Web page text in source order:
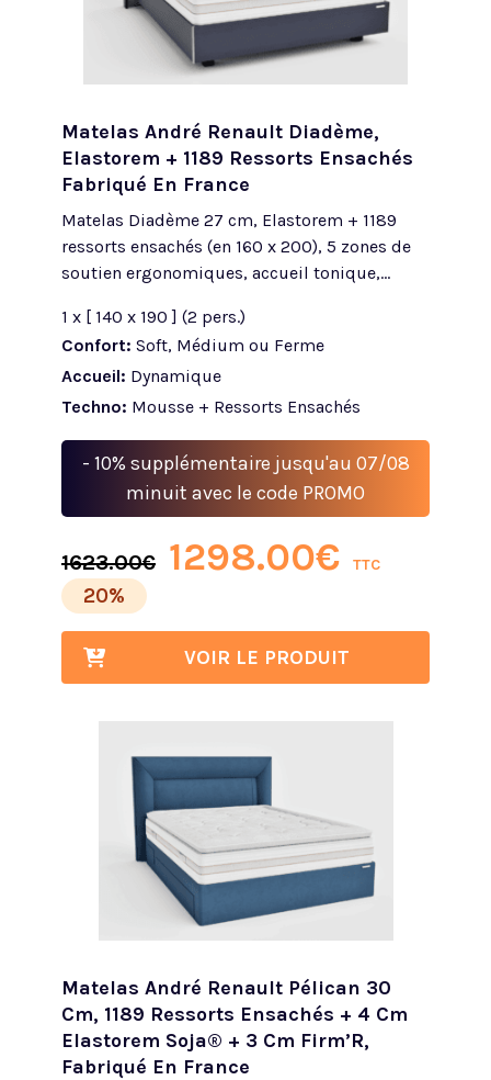
Matelas André Renault Diadème,
Elastorem + 1189 Ressorts Ensachés
Fabriqué En France
Matelas Diadème 27 cm, Elastorem + 1189
ressorts ensachés (en 160 x 200), 5 zones de
soutien ergonomiques, accueil tonique,...
1 x [ 140 x 190 ] (2 pers.)
Confort: Soft, Médium ou Ferme
Accueil: Dynamique
Techno: Mousse + Ressorts Ensachés
- 10% supplémentaire jusqu'au 07/08
minuit avec le code PROMO
1623.00€ 1298.00€ TTC
20%
VOIR LE PRODUIT
Matelas André Renault Pélican 30
Cm, 1189 Ressorts Ensachés + 4 Cm
Elastorem Soja® + 3 Cm Firm’R,
Fabriqué En France